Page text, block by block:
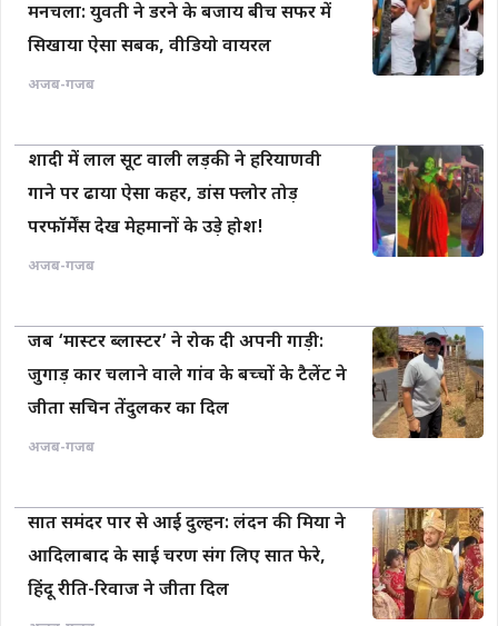
मनचला: युवती ने डरने के बजाय बीच सफर में
सिखाया ऐसा सबक, वीडियो वायरल
अजब-गजब
शादी में लाल सूट वाली लड़की ने हरियाणवी
गाने पर ढाया ऐसा कहर, डांस फ्लोर तोड़
परफॉर्मेंस देख मेहमानों के उड़े होश!
अजब-गजब
जब ‘मास्टर ब्लास्टर’ ने रोक दी अपनी गाड़ी:
जुगाड़ कार चलाने वाले गांव के बच्चों के टैलेंट ने
जीता सचिन तेंदुलकर का दिल
अजब-गजब
सात समंदर पार से आई दुल्हन: लंदन की मिया ने
आदिलाबाद के साई चरण संग लिए सात फेरे,
हिंदू रीति-रिवाज ने जीता दिल